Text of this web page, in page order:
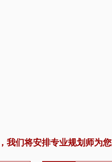
们将安排专业规划师为您